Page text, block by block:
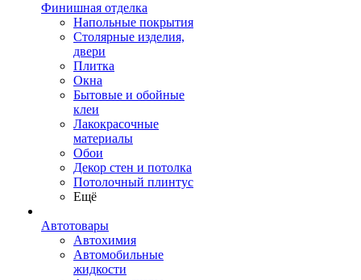
Финишная отделка
Напольные покрытия
Столярные изделия,
двери
Плитка
Окна
Бытовые и обойные
клеи
Лакокрасочные
материалы
Обои
Декор стен и потолка
Потолочный плинтус
Ещё
Автотовары
Автохимия
Автомобильные
жидкости